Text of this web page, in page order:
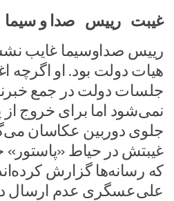
غیبت رییس صدا و سیما
رییس صداوسیما غایب
هیات دولت بود. او اگرچه
جلسات دولت در جمع
نمی‌شود اما برای خروج از
جلوی دوربین عکاسان
غیبتش در حیاط
که رسانه‌ها گزارش
علی‌عسگری عدم ارسال